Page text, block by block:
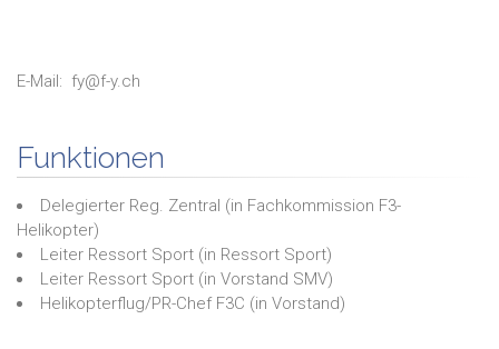
E-Mail: fy@f-y.ch
Funktionen
Delegierter Reg. Zentral (in Fachkommission F3-
Helikopter)
Leiter Ressort Sport (in Ressort Sport)
Leiter Ressort Sport (in Vorstand SMV)
Helikopterflug/PR-Chef F3C (in Vorstand)